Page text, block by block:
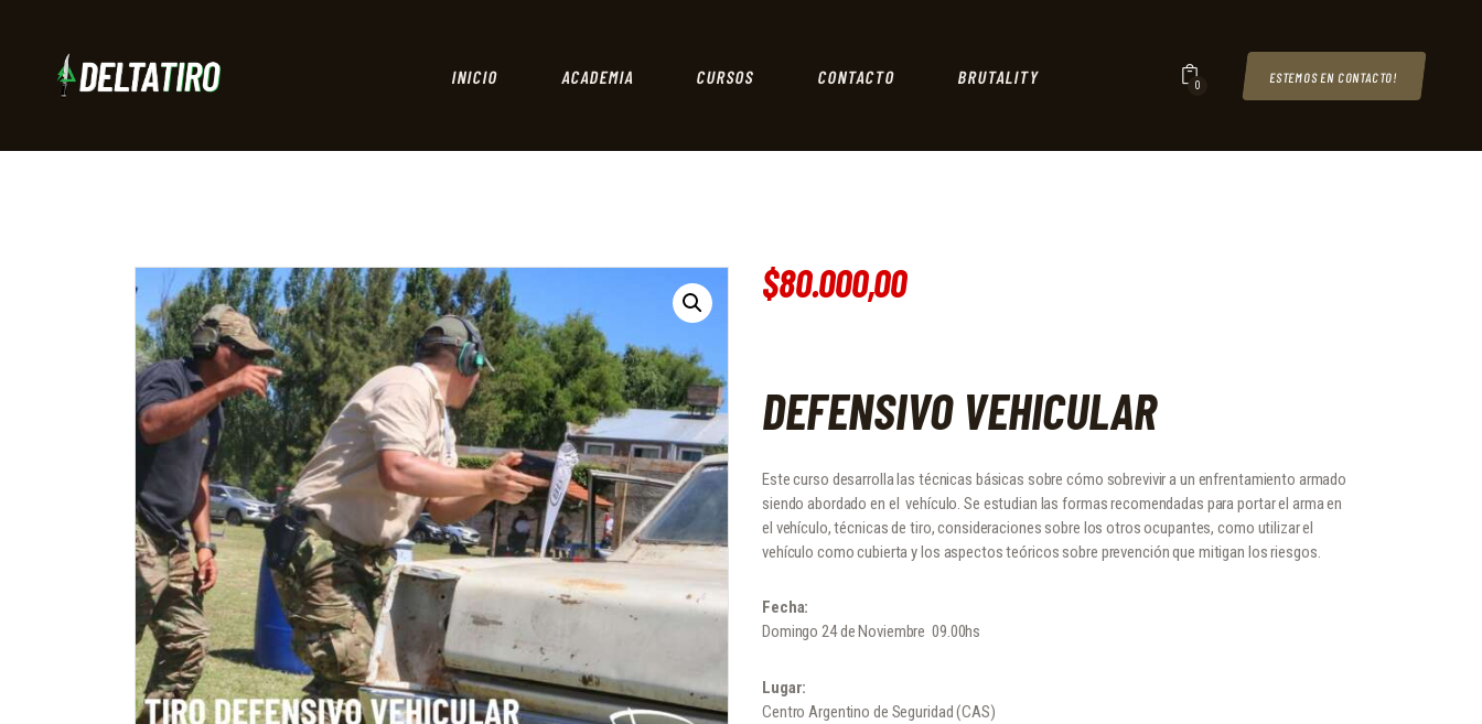
INICIO ACADEMIA CURSOS CONTACTO BRUTALITY 0
ESTEMOS EN CONTACTO!
ACADEMIA
$80.000,00
DEFENSIVO VEHICULAR
Este curso desarrolla las técnicas básicas sobre cómo sobrevivir a un enfrentamiento armado
siendo abordado en el vehículo. Se estudian las formas recomendadas para portar el arma en
el vehículo, técnicas de tiro, consideraciones sobre los otros ocupantes, como utilizar el
vehículo como cubierta y los aspectos teóricos sobre prevención que mitigan los riesgos.
Fecha:
Domingo 24 de Noviembre 09.00hs
Lugar:
Centro Argentino de Seguridad (CAS)